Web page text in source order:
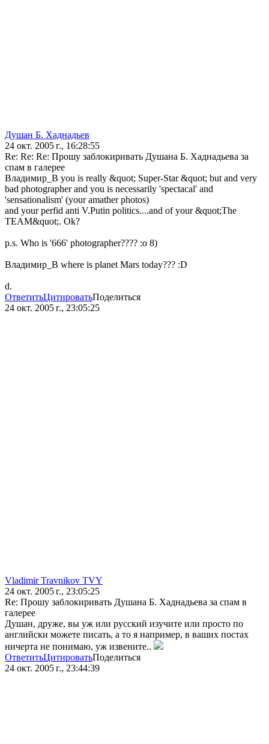
Душан Б. Хаднадьев
24 окт. 2005 г., 16:28:55
Re: Re: Re: Прошу заблокиривать Душана Б. Хаднадьева за
спам в галерее
Владимир_В you is really &quot; Super-Star &quot; but and very
bad photographer and you is necessarily 'spectacal' and
'sensationalism' (your amather photos)
and your perfid anti V.Putin politics....and of your &quot;The
TEAM&quot;. Ok?
p.s. Who is '666' photographer???? :o 8)
Владимир_В where is planet Mars today??? :D
d.
ОтветитьЦитироватьПоделиться
24 окт. 2005 г., 23:05:25
Vladimir Travnikov TVY
24 окт. 2005 г., 23:05:25
Re: Прошу заблокиривать Душана Б. Хаднадьева за спам в
галерее
Душан, друже, вы уж или русский изучите или просто по
английски можете писать, а то я например, в ваших постах
ничерта не понимаю, уж извените..
ОтветитьЦитироватьПоделиться
24 окт. 2005 г., 23:44:39